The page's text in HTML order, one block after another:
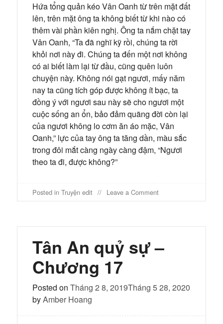
Hứa tổng quản kéo Vân Oanh từ trên mặt đất
lên, trên mặt ông ta không biết từ khi nào có
thêm vài phần kiên nghị. Ông ta nắm chặt tay
Vân Oanh, “Ta đã nghĩ kỹ rồi, chúng ta rời
khỏi nơi này đi. Chúng ta đến một nơi không
có ai biết làm lại từ đầu, cũng quên luôn
chuyện này. Không nói gạt ngươi, mấy năm
nay ta cũng tích góp được không ít bạc, ta
đồng ý với ngươi sau này sẽ cho ngươi một
cuộc sống an ổn, bảo đảm quãng đời còn lại
của ngươi không lo cơm ăn áo mặc, Vân
Oanh,” lực của tay ông ta tăng dần, màu sắc
trong đôi mắt càng ngày càng đậm, “Ngươi
theo ta đi, được không?”
Posted in Truyện edit Leave a Commenton
Tân
sự
Chương
Tân An quỷ sự –
Chương 17
Posted on Tháng 2 8, 2019Tháng 5 28, 2020
byAmber Hoang